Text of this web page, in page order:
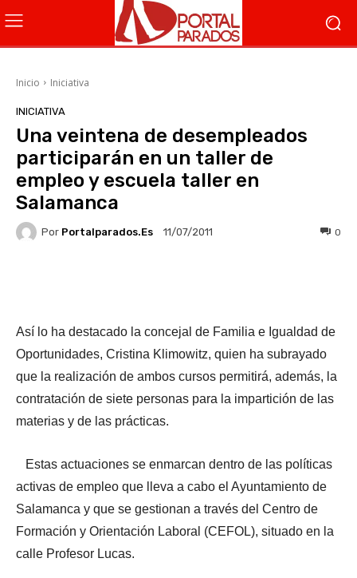
Inicio Iniciativa
INICIATIVA
Una veintena de desempleados
participarán en un taller de
empleo y escuela taller en
Salamanca
Por Portalparados.es 11/07/2011 0
Así lo ha destacado la concejal de Familia e Igualdad de
Oportunidades, Cristina Klimowitz, quien ha subrayado
que la realización de ambos cursos permitirá, además, la
contratación de siete personas para la impartición de las
materias y de las prácticas.
Estas actuaciones se enmarcan dentro de las políticas
activas de empleo que lleva a cabo el Ayuntamiento de
Salamanca y que se gestionan a través del Centro de
Formación y Orientación Laboral (CEFOL), situado en la
calle Profesor Lucas.